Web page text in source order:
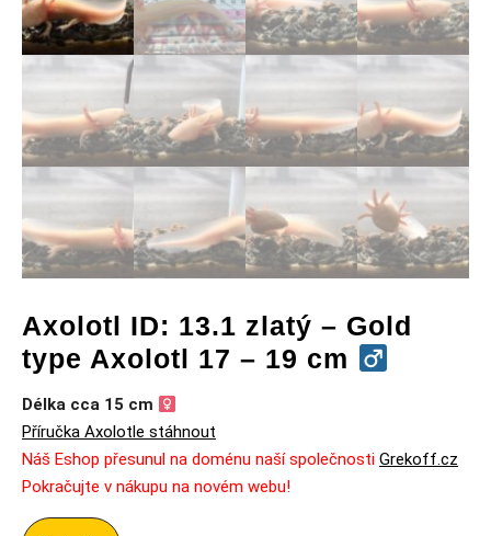
Axolotl ID: 13.1 zlatý – Gold
type Axolotl 17 – 19 cm
Délka cca 15 cm
Příručka Axolotle stáhnout
Náš Eshop přesunul na doménu naší společnosti Grekoff.cz
Pokračujte v nákupu na novém webu!